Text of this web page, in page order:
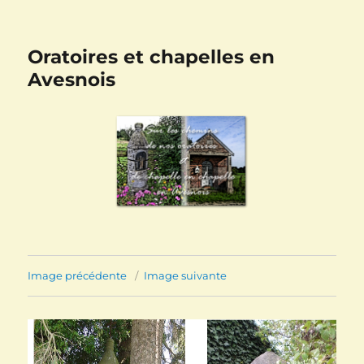
Oratoires et chapelles en
Avesnois
Image précédente Image suivante